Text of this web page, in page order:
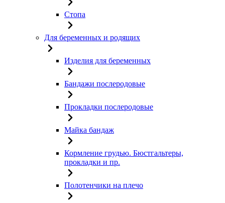
Стопа
Для беременных и родящих
Изделия для беременных
Бандажи послеродовые
Прокладки послеродовые
Майка бандаж
Кормление грудью. Бюстгальтеры,
прокладки и пр.
Полотенчики на плечо